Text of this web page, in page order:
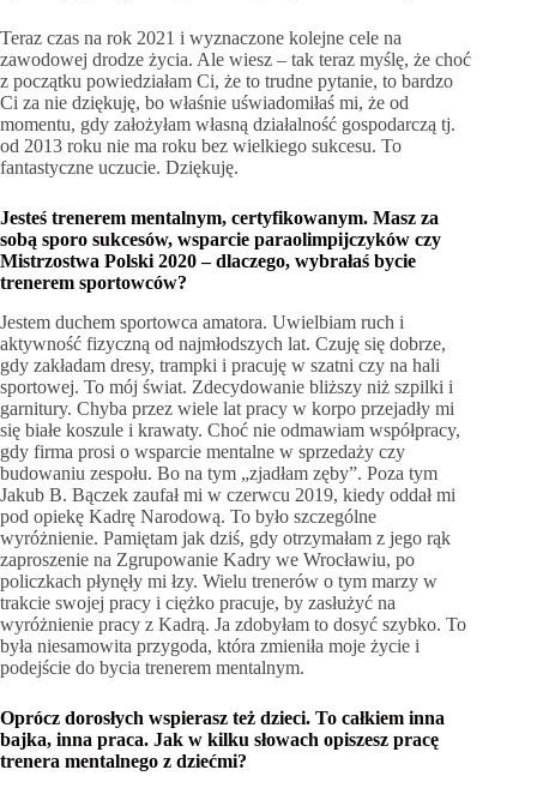
Teraz czas na rok 2021 i wyznaczone kolejne cele na
zawodowej drodze życia. Ale wiesz – tak teraz myślę, że choć
z początku powiedziałam Ci, że to trudne pytanie, to bardzo
Ci za nie dziękuję, bo właśnie uświadomiłaś mi, że od
momentu, gdy założyłam własną działalność gospodarczą tj.
od 2013 roku nie ma roku bez wielkiego sukcesu. To
fantastyczne uczucie. Dziękuję.
Jesteś trenerem mentalnym, certyfikowanym. Masz za
sobą sporo sukcesów, wsparcie paraolimpijczyków czy
Mistrzostwa Polski 2020 – dlaczego, wybrałaś bycie
trenerem sportowców?
Jestem duchem sportowca amatora. Uwielbiam ruch i
aktywność fizyczną od najmłodszych lat. Czuję się dobrze,
gdy zakładam dresy, trampki i pracuję w szatni czy na hali
sportowej. To mój świat. Zdecydowanie bliższy niż szpilki i
garnitury. Chyba przez wiele lat pracy w korpo przejadły mi
się białe koszule i krawaty. Choć nie odmawiam współpracy,
gdy firma prosi o wsparcie mentalne w sprzedaży czy
budowaniu zespołu. Bo na tym „zjadłam zęby”. Poza tym
Jakub B. Bączek zaufał mi w czerwcu 2019, kiedy oddał mi
pod opiekę Kadrę Narodową. To było szczególne
wyróżnienie. Pamiętam jak dziś, gdy otrzymałam z jego rąk
zaproszenie na Zgrupowanie Kadry we Wrocławiu, po
policzkach płynęły mi łzy. Wielu trenerów o tym marzy w
trakcie swojej pracy i ciężko pracuje, by zasłużyć na
wyróżnienie pracy z Kadrą. Ja zdobyłam to dosyć szybko. To
była niesamowita przygoda, która zmieniła moje życie i
podejście do bycia trenerem mentalnym.
Oprócz dorosłych wspierasz też dzieci. To całkiem inna
bajka, inna praca. Jak w kilku słowach opiszesz pracę
trenera mentalnego z dziećmi?